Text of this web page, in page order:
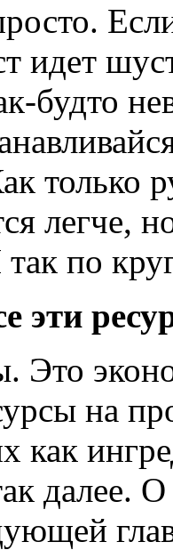
идет
будто
только
легче,
по
эти
Это
на
как
далее.